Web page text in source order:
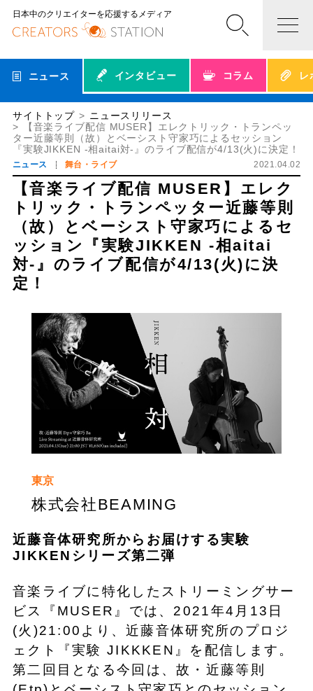
日本中のクリエイターを応援するメディア
ニュース インタビュー コラム レ
サイトトップ
ニュースリリース
【音楽ライブ配信 MUSER】エレクトリック・トランペッ
ター近藤等則（故）とベーシスト守家巧によるセッション
『実験JIKKEN -相aitai対-』のライブ配信が4/13(火)に決定！
ニュース 舞台・ライブ 2021.04.02
【音楽ライブ配信 MUSER】エレク
トリック・トランペッター近藤等則
（故）とベーシスト守家巧によるセ
ッション『実験JIKKEN -相aitai
対-』のライブ配信が4/13(火)に決
定！
東京
株式会社BEAMING
近藤音体研究所からお届けする実験
JIKKENシリーズ第二弾
音楽ライブに特化したストリーミングサー
ビス『MUSER』では、2021年4月13日
(火)21:00より、近藤音体研究所のプロジ
ェクト『実験 JIKKKEN』を配信します。
第二回目となる今回は、故・近藤等則